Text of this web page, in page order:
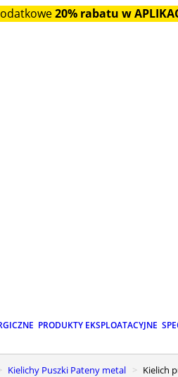
20% rabatu w
PRODUKTY EKSPLOATACYJNE
Kielichy Puszki Pateny metal